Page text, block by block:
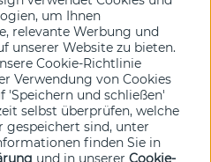
Ja bitte!
um Ihnen
relevante Werbung und
unserer Website zu bieten.
Cookie-Richtlinie
Verwendung von Cookies
'Speichern und schließen'
selbst überprüfen, welche
gespeichert sind, unter
finden Sie in
und in unserer Cookie-